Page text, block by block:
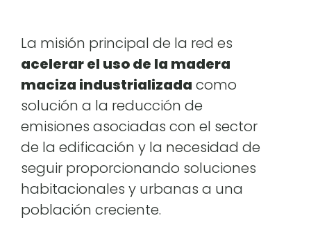
La misión principal de la red es
acelerar el uso de la madera
maciza industrializada como
solución a la reducción de
emisiones asociadas con el sector
de la edificación y la necesidad de
seguir proporcionando soluciones
habitacionales y urbanas a una
población creciente.